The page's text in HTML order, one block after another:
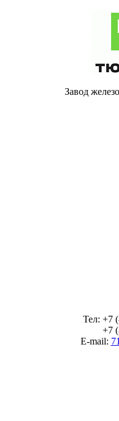
Завод
Тел: +7
+7
E-mail: